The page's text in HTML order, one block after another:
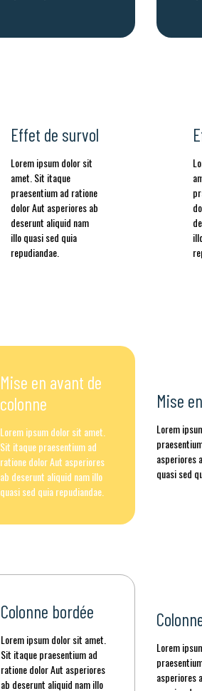
Effet de survol
Lorem ipsum dolor sit
amet. Sit itaque
praesentium ad ratione
dolor Aut asperiores ab
deserunt aliquid nam
illo quasi sed quia
repudiandae.
Mise en avant de
colonne
Lorem ipsum dolor sit amet.
Sit itaque praesentium ad
ratione dolor Aut asperiores
ab deserunt aliquid nam illo
quasi sed quia repudiandae.
Mise
Lorem
asperiores
quasi sed
Colonne bordée
Lorem ipsum dolor sit amet.
Sit itaque praesentium ad
ratione dolor Aut asperiores
ab deserunt aliquid nam illo
Lorem
asperiores